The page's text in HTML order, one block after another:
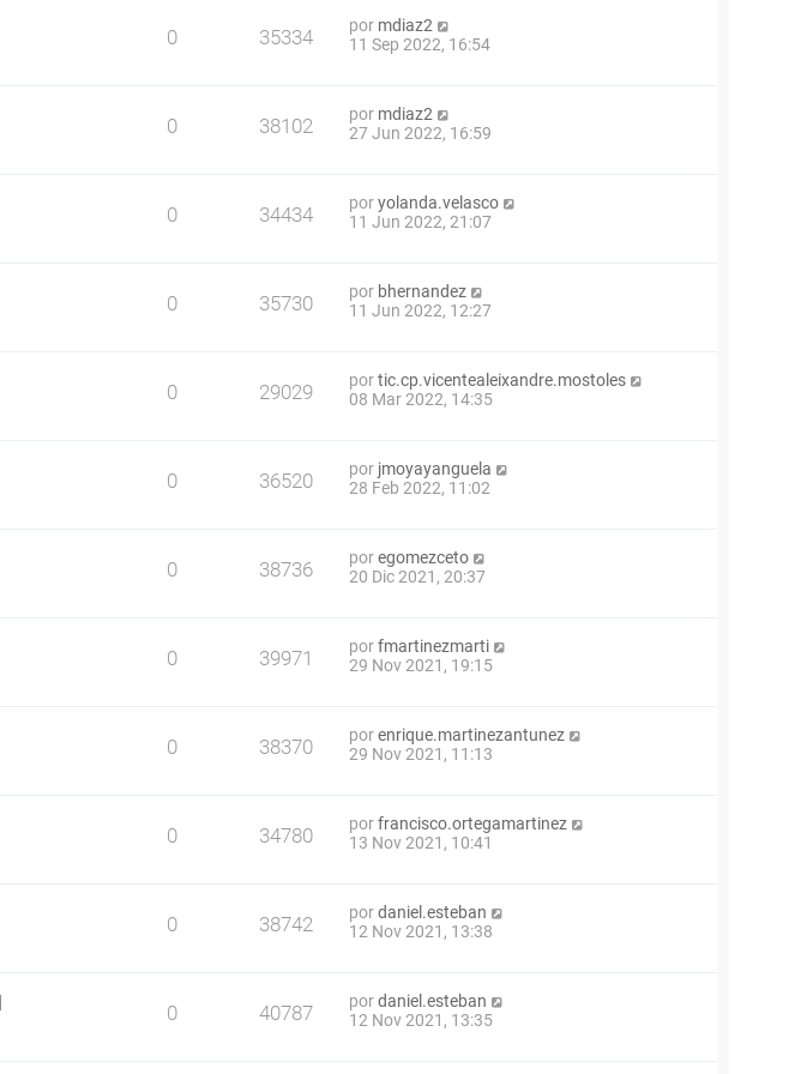
0 35334 por mdiaz2
11 Sep 2022, 16:54
0 38102 por mdiaz2
27 Jun 2022, 16:59
0 34434 poryolanda.velasco
11 Jun 2022, 21:07
0 35730 por bhernandez
11 Jun 2022, 12:27
0 29029 portic.cp.vicentealeixandre.mostoles
08 Mar 2022, 14:35
0 36520 por jmoyayanguela
28 Feb 2022, 11:02
0 38736 poregomezceto
20 Dic 2021, 20:37
0 39971 porfmartinezmarti
29 Nov 2021, 19:15
0 38370 porenrique.martinezantunez
29 Nov 2021, 11:13
0 34780 porfrancisco.ortegamartinez
13 Nov 2021, 10:41
0 38742 pordaniel.esteban
12 Nov 2021, 13:38
0 40787 pordaniel.esteban
12 Nov 2021, 13:35